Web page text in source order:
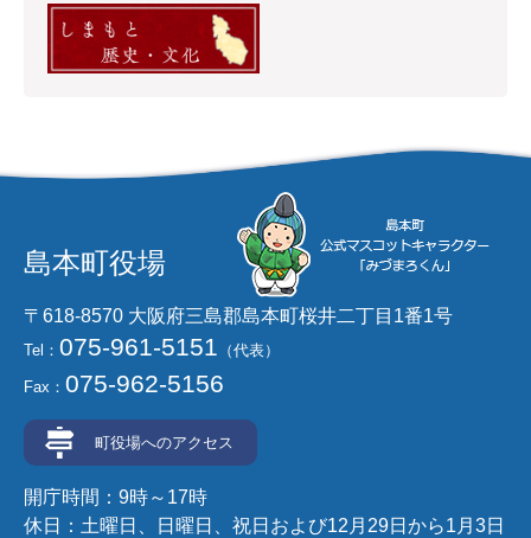
島本町役場
〒618-8570 大阪府三島郡島本町桜井二丁目1番1号
Tel： 075-961-5151 （代表）
Fax： 075-962-5156
町役場へのアクセス
開庁時間：9時～17時
休日：土曜日、日曜日、祝日および12月29日から1月3日